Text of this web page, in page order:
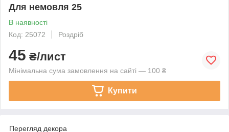
Для немовля 25
В наявності
Код: 25072
Роздріб
45 ₴/лист
Мінімальна сума замовлення на сайті — 100 ₴
Купити
Перегляд декора